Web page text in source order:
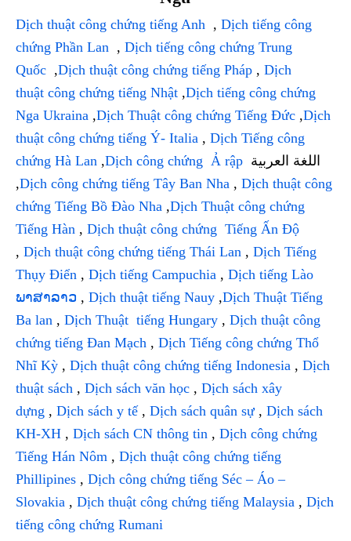
Dịch thuật công chứng tiếng Anh , Dịch tiếng công
chứng Phần Lan , Dịch tiếng công chứng Trung
Quốc ,Dịch thuật công chứng tiếng Pháp , Dịch
thuật công chứng tiếng Nhật ,Dịch tiếng công chứng
Nga Ukraina ,Dịch Thuật công chứng Tiếng Đức ,Dịch
thuật công chứng tiếng Ý- Italia , Dịch Tiếng công
chứng Hà Lan ,Dịch công chứng Ả rập
,Dịch công chứng tiếng Tây Ban Nha , Dịch thuật công
chứng Tiếng Bồ Đào Nha ,Dịch Thuật công chứng
Tiếng Hàn , Dịch thuật công chứng Tiếng Ấn Độ
, Dịch thuật công chứng tiếng Thái Lan , Dịch Tiếng
Thụy Điển , Dịch tiếng Campuchia , Dịch tiếng Lào
ພາສາລາວ , Dịch thuật tiếng Nauy ,Dịch Thuật Tiếng
Ba lan , Dịch Thuật tiếng Hungary , Dịch thuật công
chứng tiếng Đan Mạch , Dịch Tiếng công chứng Thổ
Nhĩ Kỳ , Dịch thuật công chứng tiếng Indonesia , Dịch
thuật sách , Dịch sách văn học , Dịch sách xây
dựng , Dịch sách y tế, Dịch sách quân sự, Dịch sách
KH-XH , Dịch sách CN thông tin , Dịch công chứng
Tiếng Hán Nôm , Dịch thuật công chứng tiếng
Phillipines , Dịch công chứng tiếng Séc – Áo –
Slovakia , Dịch thuật công chứng tiếng Malaysia , Dịch
tiếng công chứng Rumani